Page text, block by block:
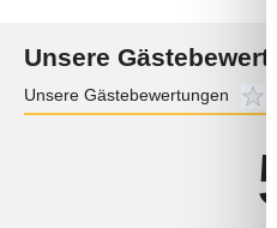
Unsere
Unsere Gästebewertungen